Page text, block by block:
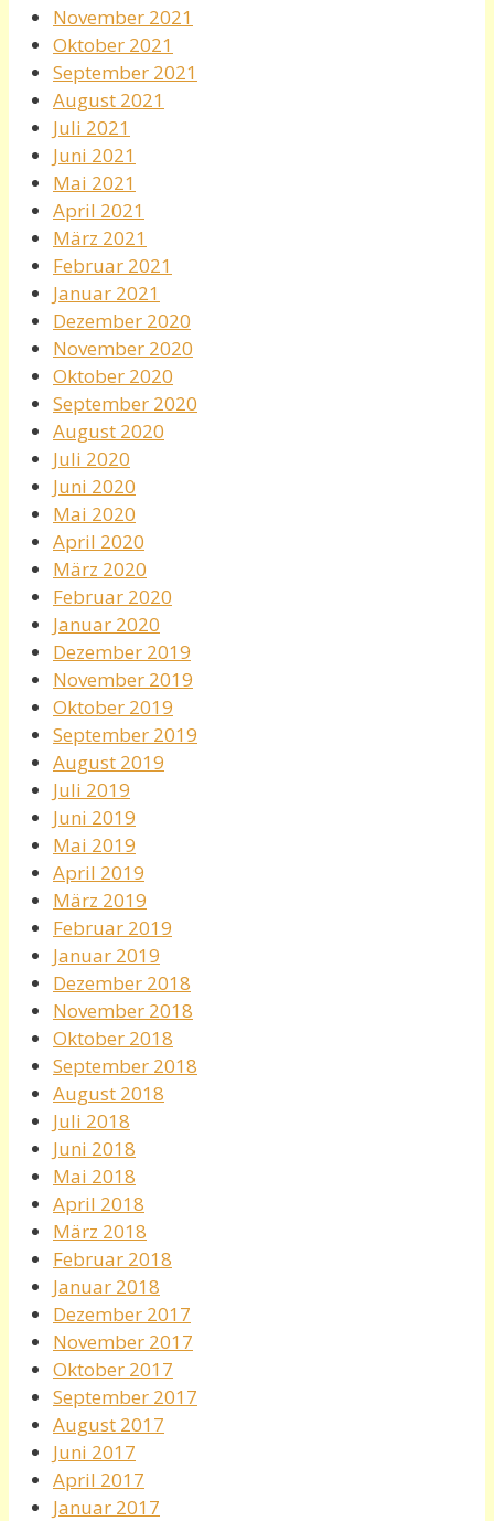
November 2021
Oktober 2021
September 2021
August 2021
Juli 2021
Juni 2021
Mai 2021
April 2021
März 2021
Februar 2021
Januar 2021
Dezember 2020
November 2020
Oktober 2020
September 2020
August 2020
Juli 2020
Juni 2020
Mai 2020
April 2020
März 2020
Februar 2020
Januar 2020
Dezember 2019
November 2019
Oktober 2019
September 2019
August 2019
Juli 2019
Juni 2019
Mai 2019
April 2019
März 2019
Februar 2019
Januar 2019
Dezember 2018
November 2018
Oktober 2018
September 2018
August 2018
Juli 2018
Juni 2018
Mai 2018
April 2018
März 2018
Februar 2018
Januar 2018
Dezember 2017
November 2017
Oktober 2017
September 2017
August 2017
Juni 2017
April 2017
Januar 2017